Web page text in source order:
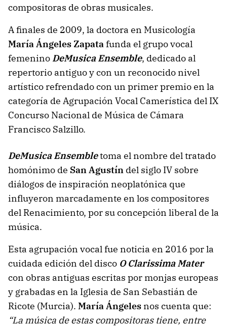
compositoras de obras musicales.
A finales de 2009, la doctora en Musicología
María Ángeles Zapatafunda el grupo vocal
femenino DeMusica Ensemble, dedicado al
repertorio antiguo y con un reconocido nivel
artístico refrendado con un primer premio en la
categoría de Agrupación Vocal Camerística del IX
Concurso Nacional de Música de Cámara
Francisco Salzillo.
DeMusica Ensembletoma el nombre del tratado
homónimo de San Agustín del siglo IV sobre
diálogos de inspiración neoplatónica que
influyeron marcadamente en los compositores
del Renacimiento, por su concepción liberal de la
música.
Esta agrupación vocal fue noticia en 2016 por la
cuidada edición del disco O Clarissima Mater
con obras antiguas escritas por monjas europeas
y grabadas en la Iglesia de San Sebastián de
Ricote (Murcia). María Ángelesnos cuenta que:
“La música de estas compositoras tiene, entre